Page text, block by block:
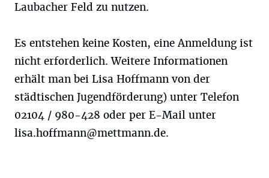
Laubacher Feld zu nutzen.
Es entstehen keine Kosten, eine Anmeldung ist
nicht erforderlich. Weitere Informationen
erhält man bei Lisa Hoffmann von der
städtischen Jugendförderung) unter Telefon
02104 / 980-428 oder per E-Mail unter
lisa.hoffmann@mettmann.de.